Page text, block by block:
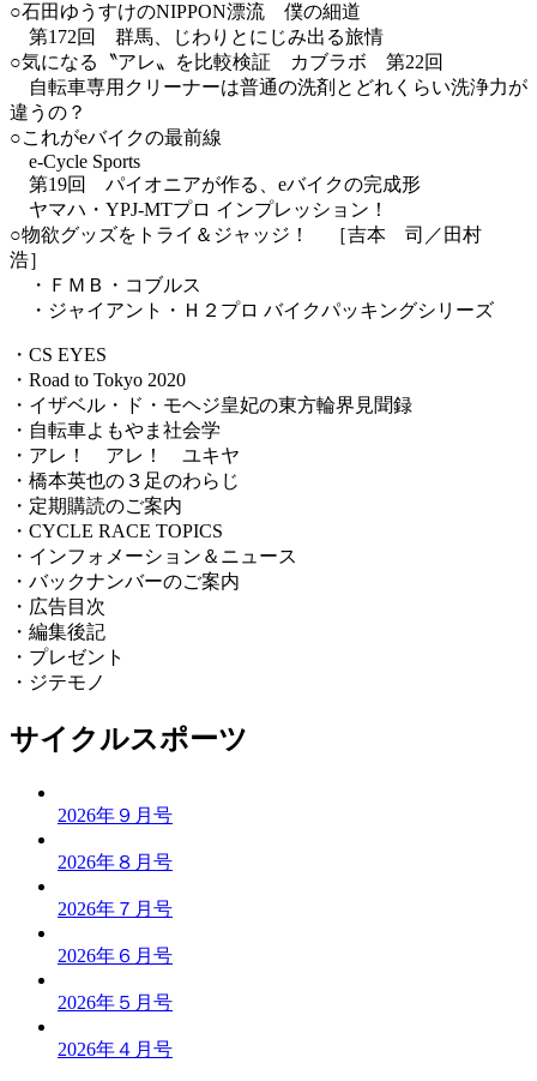
○石田ゆうすけのNIPPON漂流 僕の細道
第172回 群馬、じわりとにじみ出る旅情
○気になる〝アレ〟を比較検証 カブラボ 第22回
自転車専用クリーナーは普通の洗剤とどれくらい洗浄力が
違うの？
○これがeバイクの最前線
e-Cycle Sports
第19回 パイオニアが作る、eバイクの完成形
ヤマハ・YPJ-MTプロ インプレッション！
○物欲グッズをトライ＆ジャッジ！ ［吉本 司／田村
浩］
・ＦＭＢ・コブルス
・ジャイアント・Ｈ２プロ バイクパッキングシリーズ
・CS EYES
・Road to Tokyo 2020
・イザベル・ド・モヘジ皇妃の東方輪界見聞録
・自転車よもやま社会学
・アレ！ アレ！ ユキヤ
・橋本英也の３足のわらじ
・定期購読のご案内
・CYCLE RACE TOPICS
・インフォメーション＆ニュース
・バックナンバーのご案内
・広告目次
・編集後記
・プレゼント
・ジテモノ
サイクルスポーツ
2026年９月号
2026年８月号
2026年７月号
2026年６月号
2026年５月号
2026年４月号